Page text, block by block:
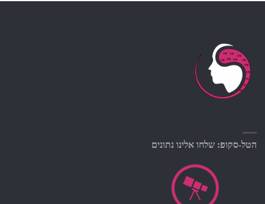
הטל-סקופ: שלחו אלינו נתונים